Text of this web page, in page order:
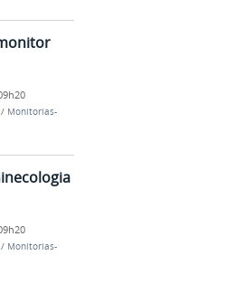
/ Monitorias-
/ Monitorias-